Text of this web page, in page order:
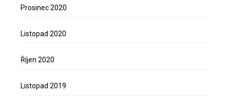
Prosinec 2020
Listopad 2020
Říjen 2020
Listopad 2019